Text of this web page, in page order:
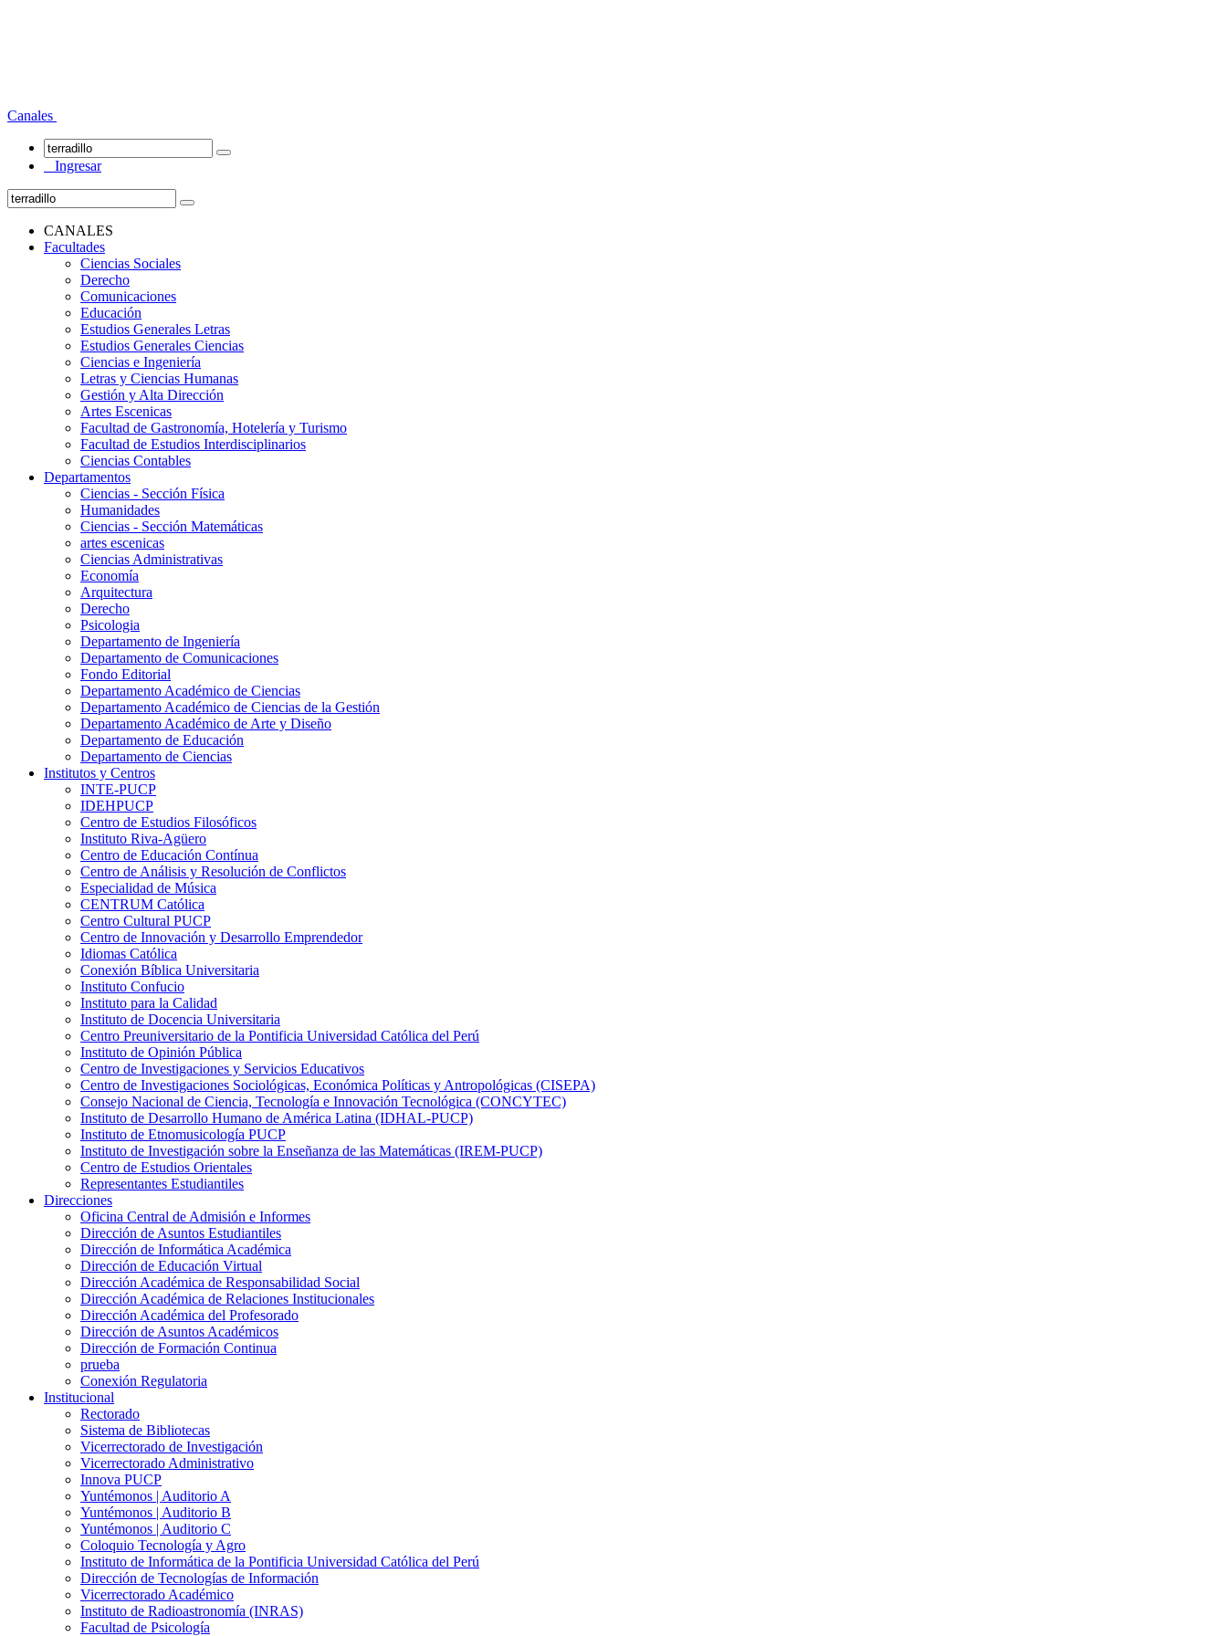
Canales
Ingresar
CANALES
Facultades
Ciencias Sociales
Derecho
Comunicaciones
Educación
Estudios Generales Letras
Estudios Generales Ciencias
Ciencias e Ingeniería
Letras y Ciencias Humanas
Gestión y Alta Dirección
Artes Escenicas
Facultad de Gastronomía, Hotelería y Turismo
Facultad de Estudios Interdisciplinarios
Ciencias Contables
Departamentos
Ciencias - Sección Física
Humanidades
Ciencias - Sección Matemáticas
artes escenicas
Ciencias Administrativas
Economía
Arquitectura
Derecho
Psicologia
Departamento de Ingeniería
Departamento de Comunicaciones
Fondo Editorial
Departamento Académico de Ciencias
Departamento Académico de Ciencias de la Gestión
Departamento Académico de Arte y Diseño
Departamento de Educación
Departamento de Ciencias
Institutos y Centros
INTE-PUCP
IDEHPUCP
Centro de Estudios Filosóficos
Instituto Riva-Agüero
Centro de Educación Contínua
Centro de Análisis y Resolución de Conflictos
Especialidad de Música
CENTRUM Católica
Centro Cultural PUCP
Centro de Innovación y Desarrollo Emprendedor
Idiomas Católica
Conexión Bíblica Universitaria
Instituto Confucio
Instituto para la Calidad
Instituto de Docencia Universitaria
Centro Preuniversitario de la Pontificia Universidad Católica del Perú
Instituto de Opinión Pública
Centro de Investigaciones y Servicios Educativos
Centro de Investigaciones Sociológicas, Económica Políticas y Antropológicas (CISEPA)
Consejo Nacional de Ciencia, Tecnología e Innovación Tecnológica (CONCYTEC)
Instituto de Desarrollo Humano de América Latina (IDHAL-PUCP)
Instituto de Etnomusicología PUCP
Instituto de Investigación sobre la Enseñanza de las Matemáticas (IREM-PUCP)
Centro de Estudios Orientales
Representantes Estudiantiles
Direcciones
Oficina Central de Admisión e Informes
Dirección de Asuntos Estudiantiles
Dirección de Informática Académica
Dirección de Educación Virtual
Dirección Académica de Responsabilidad Social
Dirección Académica de Relaciones Institucionales
Dirección Académica del Profesorado
Dirección de Asuntos Académicos
Dirección de Formación Continua
prueba
Conexión Regulatoria
Institucional
Rectorado
Sistema de Bibliotecas
Vicerrectorado de Investigación
Vicerrectorado Administrativo
Innova PUCP
Yuntémonos | Auditorio A
Yuntémonos | Auditorio B
Yuntémonos | Auditorio C
Coloquio Tecnología y Agro
Instituto de Informática de la Pontificia Universidad Católica del Perú
Dirección de Tecnologías de Información
Vicerrectorado Académico
Instituto de Radioastronomía (INRAS)
Facultad de Psicología